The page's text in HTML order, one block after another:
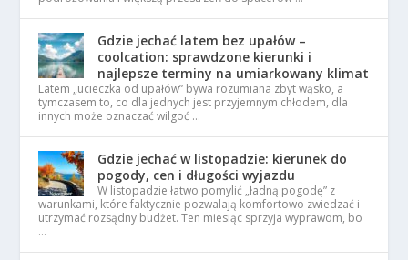
Gdzie jechać latem bez upałów –
coolcation: sprawdzone kierunki i
najlepsze terminy na umiarkowany klimat
Latem „ucieczka od upałów” bywa rozumiana zbyt wąsko, a
tymczasem to, co dla jednych jest przyjemnym chłodem, dla
innych może oznaczać wilgoć …
Gdzie jechać w listopadzie: kierunek do
pogody, cen i długości wyjazdu
W listopadzie łatwo pomylić „ładną pogodę” z
warunkami, które faktycznie pozwalają komfortowo zwiedzać i
utrzymać rozsądny budżet. Ten miesiąc sprzyja wyprawom, bo
…